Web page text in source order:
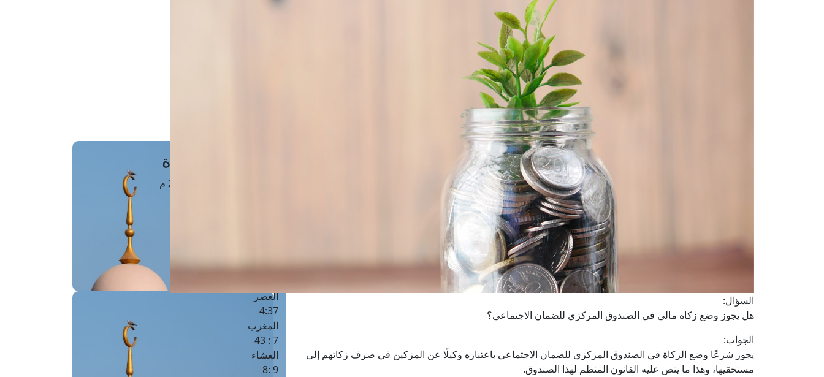
السؤال:
هل يجوز وضع زكاة مالي في الصندوق المركزي للضمان الاجتماعي؟
الجواب:
يجوز شرعًا وضع الزكاة في الصندوق المركزي للضمان الاجتماعي باعتباره وكيلًا عن المزكين في صرف زكاتهم إلى
مستحقيها، وهذا ما ينص عليه القانون المنظم لهذا الصندوق.
مَواقِيتُ الصَّـــلاة
الظهر
العصر
4:37
المغرب
7 : 43
العشاء
9 :8